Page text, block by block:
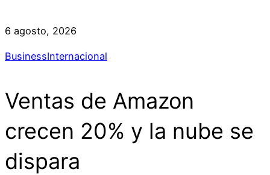
6 agosto, 2026
BusinessInternacional
Ventas de Amazon
crecen 20% y la nube se
dispara